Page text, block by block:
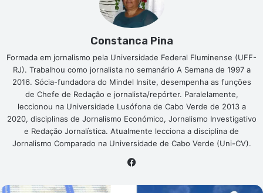
Constanca Pina
Formada em jornalismo pela Universidade Federal Fluminense (UFF-
RJ). Trabalhou como jornalista no semanário A Semana de 1997 a
2016. Sócia-fundadora do Mindel Insite, desempenha as funções
de Chefe de Redação e jornalista/repórter. Paralelamente,
leccionou na Universidade Lusófona de Cabo Verde de 2013 a
2020, disciplinas de Jornalismo Económico, Jornalismo Investigativo
e Redação Jornalística. Atualmente lecciona a disciplina de
Jornalismo Comparado na Universidade de Cabo Verde (Uni-CV).